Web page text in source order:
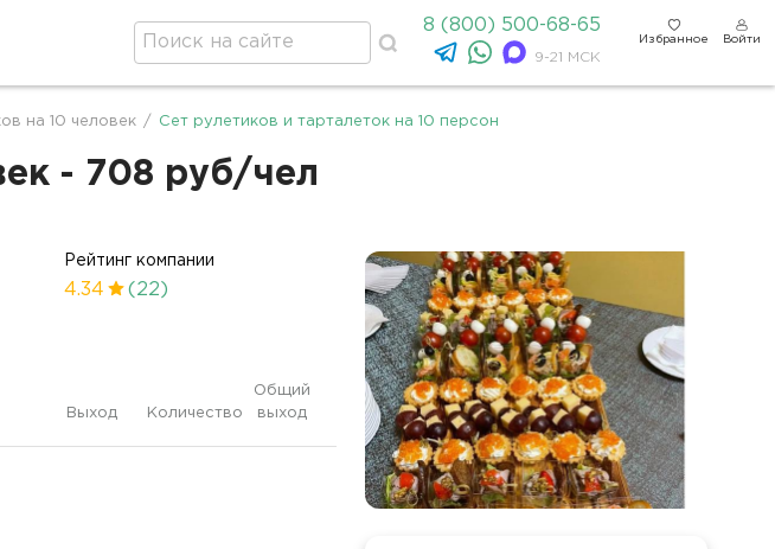
8 (800) 500-68-65
9-21 МСК
Избранное Войти
на 10 человек / Сет рулетиков и тарталеток на 10 персон
- 708 руб/чел
Рейтинг компании
4.34 (22)
Выход Количество
Общий
выход